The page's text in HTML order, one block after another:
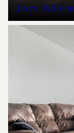
3 rum 76,5 kvm